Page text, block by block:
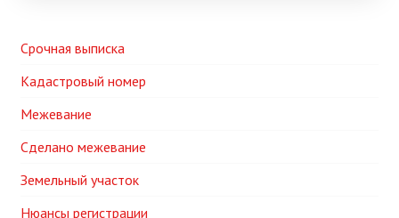
Срочная выписка
Кадастровый номер
Межевание
Сделано межевание
Земельный участок
Нюансы регистрации